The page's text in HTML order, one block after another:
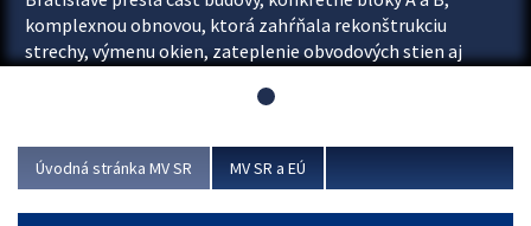
komplexnou obnovou, ktorá zahŕňala rekonštrukciu
strechy, výmenu okien, zateplenie obvodových stien aj
aj interiéru, kde vznikli nové učebne a moderné
Viac
Úvodná stránka MV SR MV SR a EÚ